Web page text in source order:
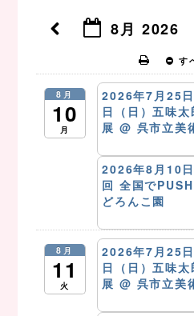
8月 2026
す
8月
10
月
2026年7月25
日（日）五味
展 @ 呉市立美
2026年8月10
回 全国で
どろんこ園
8月
11
火
2026年7月25
日（日）五味
展 @ 呉市立美